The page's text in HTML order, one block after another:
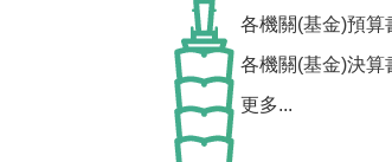
各機關(基金)預算
各機關(基金)決算
更多...